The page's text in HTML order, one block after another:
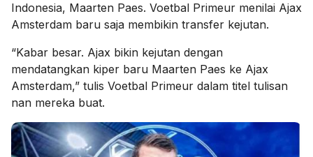
Indonesia, Maarten Paes. Voetbal Primeur menilai Ajax
Amsterdam baru saja membikin transfer kejutan.
“Kabar besar. Ajax bikin kejutan dengan
mendatangkan kiper baru Maarten Paes ke Ajax
Amsterdam,” tulis Voetbal Primeur dalam titel tulisan
nan mereka buat.